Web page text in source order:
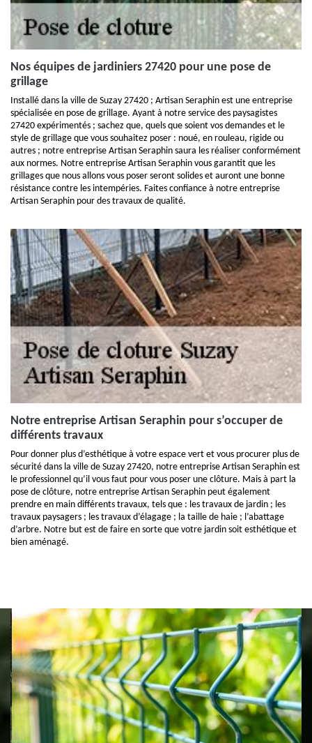
Nos équipes de jardiniers 27420 pour une pose de
grillage
Installé dans la ville de Suzay 27420 ; Artisan Seraphin est une entreprise
spécialisée en pose de grillage. Ayant à notre service des paysagistes
27420 expérimentés ; sachez que, quels que soient vos demandes et le
style de grillage que vous souhaitez poser : noué, en rouleau, rigide ou
autres ; notre entreprise Artisan Seraphin saura les réaliser conformément
aux normes. Notre entreprise Artisan Seraphin vous garantit que les
grillages que nous allons vous poser seront solides et auront une bonne
résistance contre les intempéries. Faites confiance à notre entreprise
Artisan Seraphin pour des travaux de qualité.
Notre entreprise Artisan Seraphin pour s’occuper de
différents travaux
Pour donner plus d’esthétique à votre espace vert et vous procurer plus de
sécurité dans la ville de Suzay 27420, notre entreprise Artisan Seraphin est
le professionnel qu’il vous faut pour vous poser une clôture. Mais à part la
pose de clôture, notre entreprise Artisan Seraphin peut également
prendre en main différents travaux, tels que : les travaux de jardin ; les
travaux paysagers ; les travaux d’élagage ; la taille de haie ; l’abattage
d’arbre. Notre but est de faire en sorte que votre jardin soit esthétique et
bien aménagé.